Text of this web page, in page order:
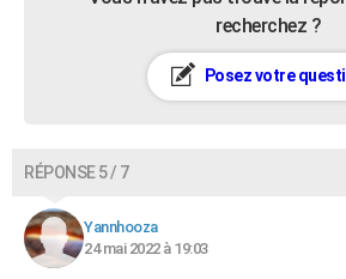
recherchez ?
Posez votre
RÉPONSE 5 / 7
Yannhooza
24 mai 2022 à 19:03